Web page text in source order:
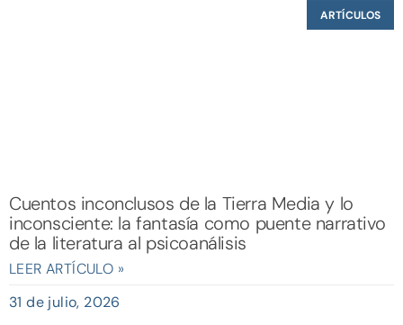
ARTÍCULOS
Cuentos inconclusos de la Tierra Media y lo
inconsciente: la fantasía como puente narrativo
de la literatura al psicoanálisis
LEER ARTÍCULO »
31 de julio, 2026